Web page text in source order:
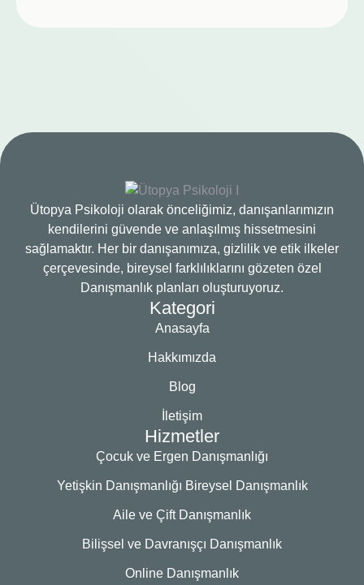
Ütopya Psikoloji olarak önceliğimiz, danışanlarımızın
kendilerini güvende ve anlaşılmış hissetmesini
sağlamaktır. Her bir danışanımıza, gizlilik ve etik ilkeler
çerçevesinde, bireysel farklılıklarını gözeten özel
Danışmanlık planları oluşturuyoruz.
Kategori
Anasayfa
Hakkımızda
Blog
İletişim
Hizmetler
Çocuk ve Ergen Danışmanlığı
Yetişkin Danışmanlığı Bireysel Danışmanlık
Aile ve Çift Danışmanlık
Bilişsel ve Davranışçı Danışmanlık
Online Danışmanlık